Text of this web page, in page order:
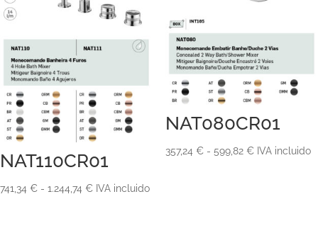
NAT110CR01
741,34 € - 1.244,74 €Rango
IVA incluido
NAT080CR01
357,24 € - 599,82 €Rango
IVA incluido